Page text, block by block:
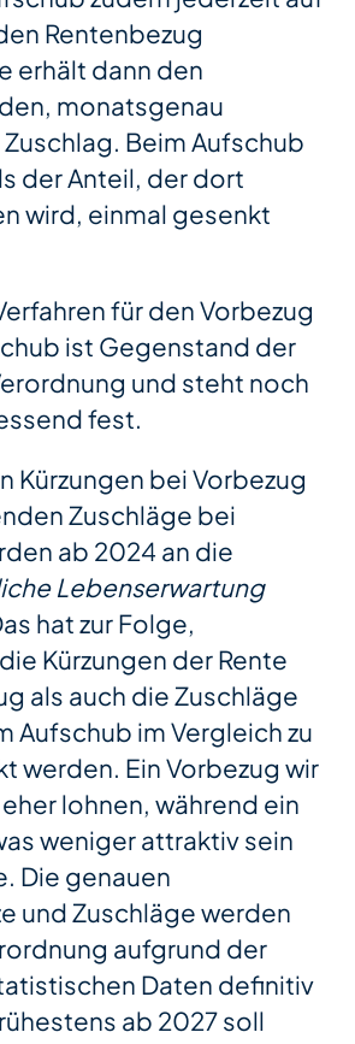
Rentenbezug
erhält dann den
monatsgenau
Beim Aufschub
der Anteil, der dort
wird, einmal gesenkt
für den Vorbezug
ist Gegenstand der
und steht noch
fest.
Kürzungen bei Vorbezug
Zuschläge bei
ab 2024 an die
Lebenserwartung
hat zur Folge,
Kürzungen der Rente
als auch die Zuschläge
Aufschub im Vergleich zu
werden. Ein Vorbezug wir
lohnen, während ein
weniger attraktiv sein
Die genauen
und Zuschläge werden
aufgrund der
Daten definitiv
ab 2027 soll